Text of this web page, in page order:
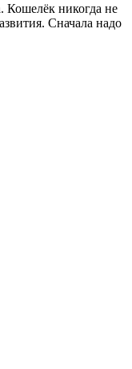
Кошелёк никогда не
Сначала надо